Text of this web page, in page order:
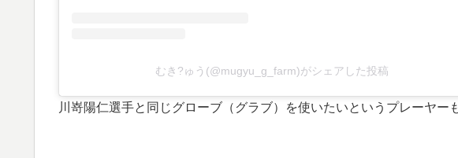
むき?ゅう(@mugyu_g_farm)がシェアした投稿
川嵜陽仁選手と同じグローブ（グラブ）を使いたいというプレーヤー